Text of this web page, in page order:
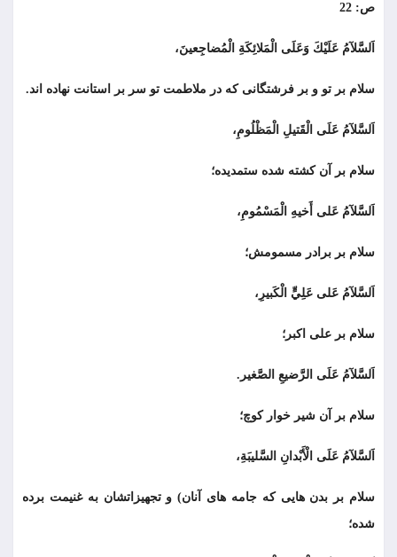
ص: 22
اَلسَّلآمُ عَلَيْكَ وَعَلَى الْمَلائِكَةِ الْمُضاجِعينَ،
سلام بر تو و بر فرشتگانی که در ملاطمت تو سر بر استانت نهاده اند.
اَلسَّلآمُ عَلَى الْقَتيلِ الْمَظْلُومِ،
سلام بر آن کشته شده ستمدیده؛
اَلسَّلآمُ عَلى أَخيهِ الْمَسْمُومِ،
سلام بر برادر مسمومش؛
اَلسَّلآمُ عَلى عَلِيٍّ الْكَبيرِ،
سلام بر على اکبر؛
اَلسَّلآمُ عَلَى الرَّضيعِ الصَّغير.
سلام بر آن شير خوار كوچ؛
اَلسَّلآمُ عَلَى الْأَبْدانِ السَّليبَةِ،
سلام بر بدن هايى كه جامه هاى آنان) و تجهیزاتشان به غنیمت برده
شده؛